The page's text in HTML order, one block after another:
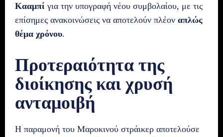
Κααμπί για την υπογραφή νέου συμβολαίου, με τις
επίσημες ανακοινώσεις να αποτελούν πλέον απλώς
θέμα χρόνου.
Προτεραιότητα της
διοίκησης και χρυσή
ανταμοιβή
Η παραμονή του Μαροκινού στράικερ αποτελούσε